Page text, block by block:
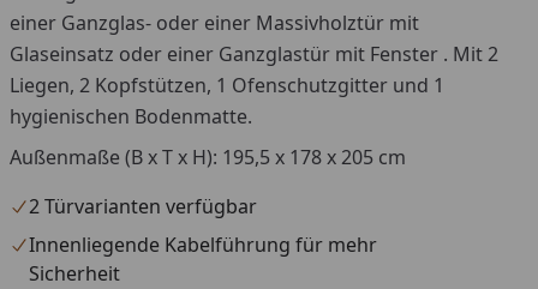
einer Ganzglas- oder einer Massivholztür mit
Glaseinsatz oder einer Ganzglastür mit Fenster . Mit 2
Liegen, 2 Kopfstützen, 1 Ofenschutzgitter und 1
hygienischen Bodenmatte.
Außenmaße (B x T x H): 195,5 x 178 x 205 cm
2 Türvarianten verfügbar
Innenliegende Kabelführung für mehr
Sicherheit